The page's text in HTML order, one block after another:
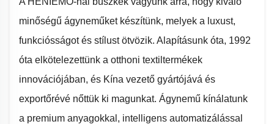
minőségű ágyneműket készítünk, melyek a luxust,
funkciósságot és stílust ötvözik. Alapításunk óta, 1992
óta elkötelezettünk a otthoni textiltermékek
innovációjában, és Kína vezető gyártójává és
exportőrévé nőttük ki magunkat. Ágynemű kínálatunk
a premium anyagokkal, intelligens automatizálással